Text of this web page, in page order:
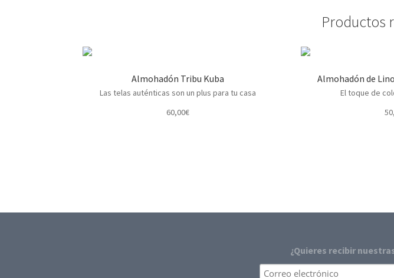
Productos
Almohadón Tribu Kuba
Las telas auténticas son un plus para tu casa
60,00€
Almohadón de
El toque de
¿Quieres recibir